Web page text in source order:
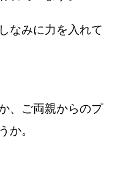
なみに力を入れて
、ご両親からのプ
か。